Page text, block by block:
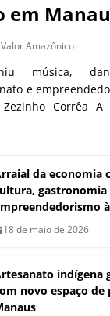
em
Valor Amazônico
música,
e
Corrêa A
da economia
gastronomia
18 de maio de 2026
indígena
novo espaço de